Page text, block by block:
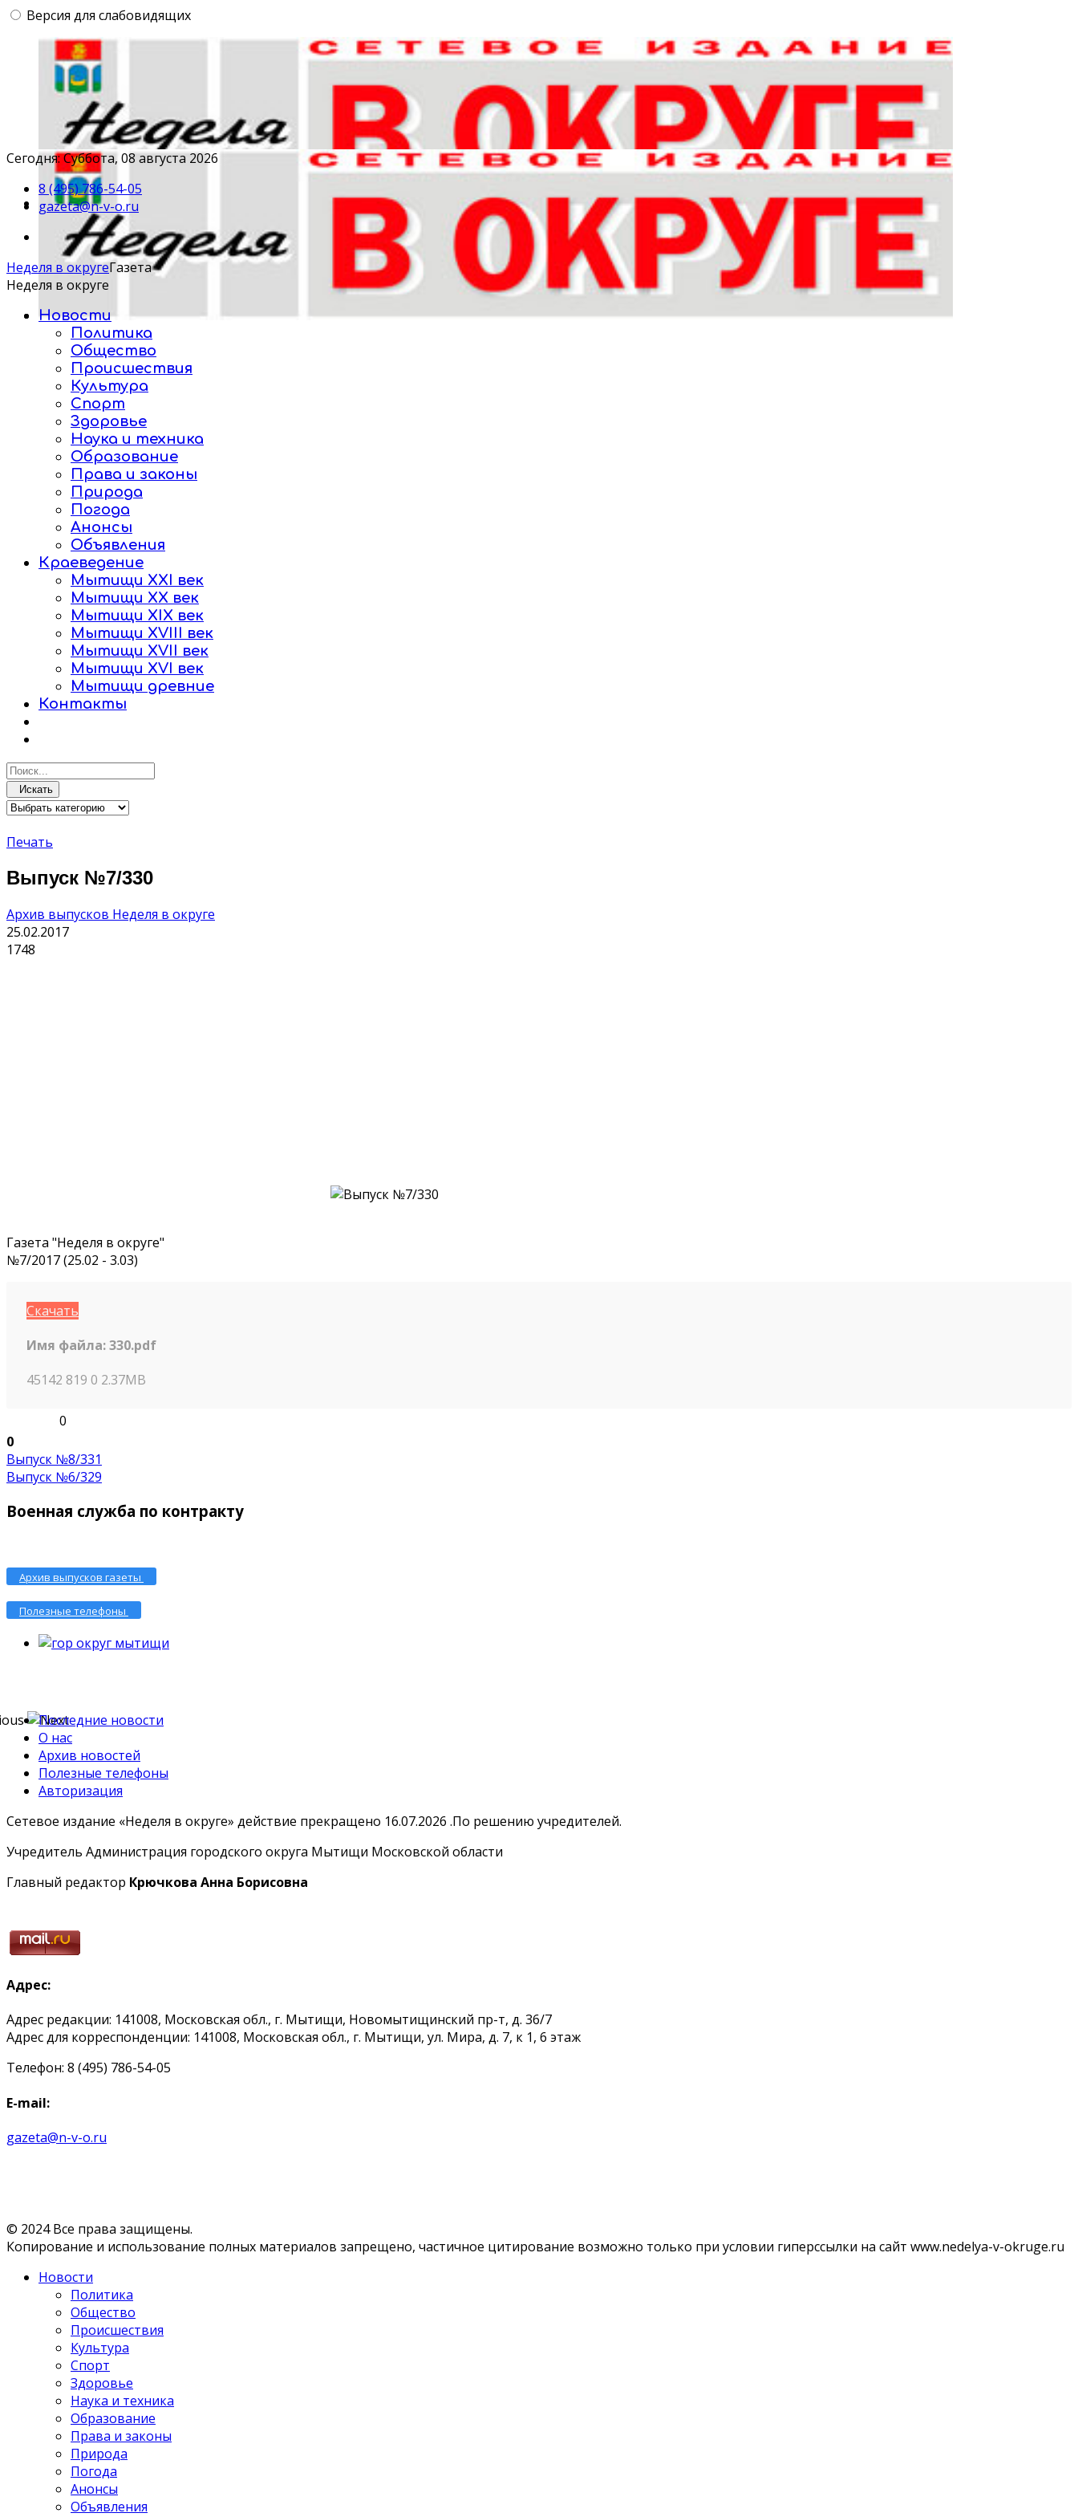
Версия для слабовидящих
Сегодня: Суббота, 08 августа 2026
8 (495) 786-54-05
gazeta@n-v-o.ru
Неделя в округеГазета
Неделя в округе
Новости
Политика
Общество
Происшествия
Культура
Спорт
Здоровье
Наука и техника
Образование
Права и законы
Природа
Погода
Анонсы
Объявления
Краеведение
Мытищи XXI век
Мытищи XX век
Мытищи XIX век
Мытищи XVIII век
Мытищи XVII век
Мытищи XVI век
Мытищи древние
Контакты
Искать
Печать
Выпуск №7/330
Архив выпусков Неделя в округе
25.02.2017
1748
Газета "Неделя в округе"
№7/2017 (25.02 - 3.03)
Скачать
Имя файла:330.pdf
45142 819 0 2.37MB
0
0
Выпуск №8/331
Выпуск №6/329
Военная служба по контракту
Архив выпусков газеты
Полезные телефоны
Последние новости
О нас
Архив новостей
Полезные телефоны
Авторизация
Сетевое издание «Неделя в округе» действие прекращено 16.07.2026 .По решению учредителей.
Учредитель Администрация городского округа Мытищи Московской области
Главный редактор Крючкова Анна Борисовна
Адрес:
Адрес редакции: 141008, Московская обл., г. Мытищи, Новомытищинский пр-т, д. 36/7
Адрес для корреспонденции: 141008, Московская обл., г. Мытищи, ул. Мира, д. 7, к 1, 6 этаж
Телефон: 8 (495) 786-54-05
E-mail:
gazeta@n-v-o.ru
© 2024 Все права защищены.
Копирование и использование полных материалов запрещено, частичное цитирование возможно только при условии гиперссылки на сайт www.nedelya-v-okruge.ru
Новости
Политика
Общество
Происшествия
Культура
Спорт
Здоровье
Наука и техника
Образование
Права и законы
Природа
Погода
Анонсы
Объявления